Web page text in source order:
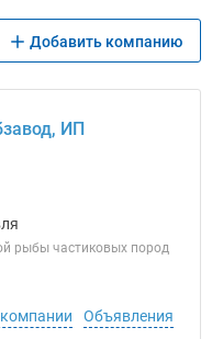
Добавить компанию
ИП
рыбы частиковых пород
Объявления